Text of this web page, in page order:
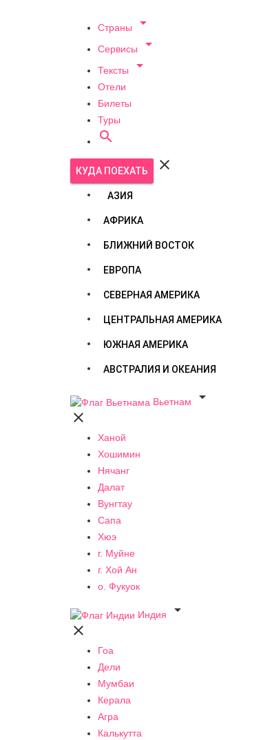
Страны 
Сервисы 
Тексты 
Отели
Билеты
Туры

КУДА ПОЕХАТЬ 
АЗИЯ
АФРИКА
БЛИЖНИЙ ВОСТОК
ЕВРОПА
СЕВЕРНАЯ АМЕРИКА
ЦЕНТРАЛЬНАЯ АМЕРИКА
ЮЖНАЯ АМЕРИКА
АВСТРАЛИЯ И ОКЕАНИЯ
Вьетнам


Ханой
Хошимин
Нячанг
Далат
Вунгтау
Сапа
Хюэ
г. Муйне
г. Хой Ан
о. Фукуок
Индия


Гоа
Дели
Мумбаи
Керала
Агра
Калькутта